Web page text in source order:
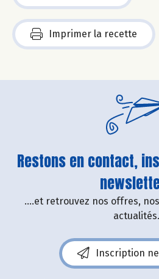
Imprimer la recette
Restons en contact,
....et retrouvez nos offres,
actualités.
Inscription